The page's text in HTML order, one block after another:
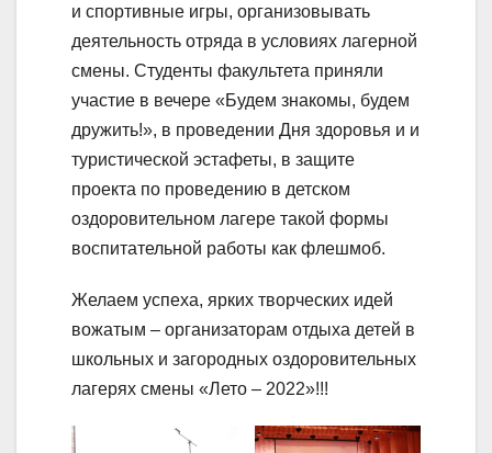
и спортивные игры, организовывать
деятельность отряда в условиях лагерной
смены. Студенты факультета приняли
участие в вечере «Будем знакомы, будем
дружить!», в проведении Дня здоровья и и
туристической эстафеты, в защите
проекта по проведению в детском
оздоровительном лагере такой формы
воспитательной работы как флешмоб.
Желаем успеха, ярких творческих идей
вожатым – организаторам отдыха детей в
школьных и загородных оздоровительных
лагерях смены «Лето – 2022»!!!